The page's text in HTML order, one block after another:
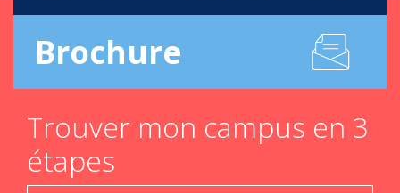
Brochure
Trouver mon campus en 3
étapes